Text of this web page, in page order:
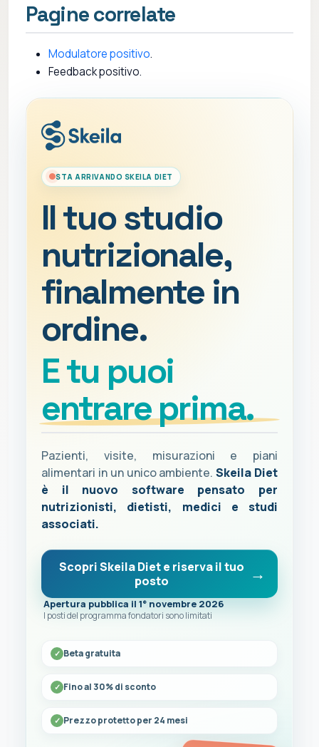
Pagine correlate
Modulatore positivo.
Feedback positivo.
STA ARRIVANDO SKEILA DIET
Il tuo studio
nutrizionale,
finalmente in
ordine.
E tu puoi
entrare prima.
Pazienti, visite, misurazioni e piani
alimentari in un unico ambiente.Skeila Diet
è il nuovo software pensato per
nutrizionisti, dietisti, medici e studi
associati.
Scopri Skeila Diet e riserva il tuo
posto
Apertura pubblica il 1° novembre 2026
I posti del programma fondatori sono limitati
Beta gratuita
Fino al 30% di sconto
Prezzo protetto per 24 mesi